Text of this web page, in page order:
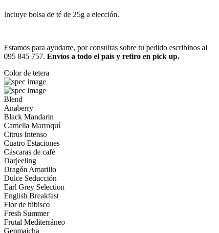
Incluye bolsa de té de 25g a elección.
Estamos para ayudarte, por consultas sobre tu pedido escribinos al
095 845 757. Envíos a todo el país y retiro en pick up.
Color de tetera
Blend
Anaberry
Black Mandarin
Camelia Marroquí
Citrus Intenso
Cuatro Estaciones
Cáscaras de café
Darjeeling
Dragón Amarillo
Dulce Seducción
Earl Grey Selection
English Breakfast
Flor de hibisco
Fresh Summer
Frutal Mediterráneo
Genmaicha